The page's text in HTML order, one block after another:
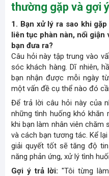
thường gặp và gợi
1. Bạn xử lý ra sao khi
liên tục phàn nàn, nổi giận
bạn đưa ra?
Câu hỏi này tập trung vào
sóc khách hàng. Dĩ nhiên,
bạn nhận được mỗi ngày
một vấn đề cụ thể nào đó
Để trả lời câu hỏi này của
những tình huống khó
khi bạn làm nhân viên chăm
và cách bạn tương tác. Kể
giải quyết tốt sẽ tăng độ
năng phản ứng, xử lý tình
Gợi ý trả lời: "Tôi từng